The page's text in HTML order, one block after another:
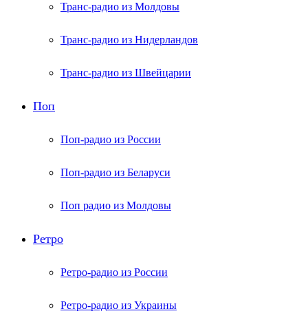
Транс-радио из Молдовы
Транс-радио из Нидерландов
Транс-радио из Швейцарии
Поп
Поп-радио из России
Поп-радио из Беларуси
Поп радио из Молдовы
Ретро
Ретро-радио из России
Ретро-радио из Украины